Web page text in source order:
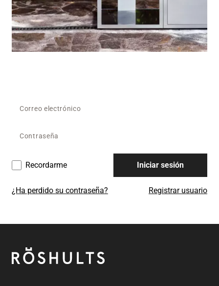
Recordarme Iniciar sesión
¿Ha perdido su contraseña? Registrar usuario
Röshults